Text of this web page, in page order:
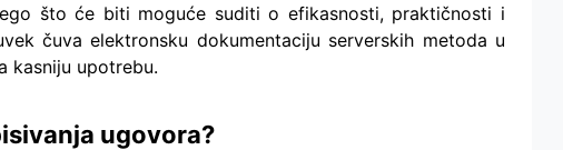
što će biti moguće suditi o efikasnosti, praktičnosti i
čuva elektronsku dokumentaciju serverskih metoda u
kasniju upotrebu.
ugovora?